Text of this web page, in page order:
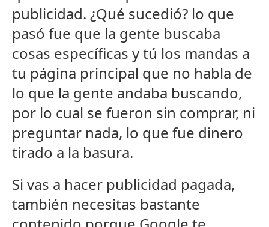
publicidad. ¿Qué sucedió? lo que
pasó fue que la gente buscaba
cosas específicas y tú los mandas a
tu página principal que no habla de
lo que la gente andaba buscando,
por lo cual se fueron sin comprar, ni
preguntar nada, lo que fue dinero
tirado a la basura.
Si vas a hacer publicidad pagada,
también necesitas bastante